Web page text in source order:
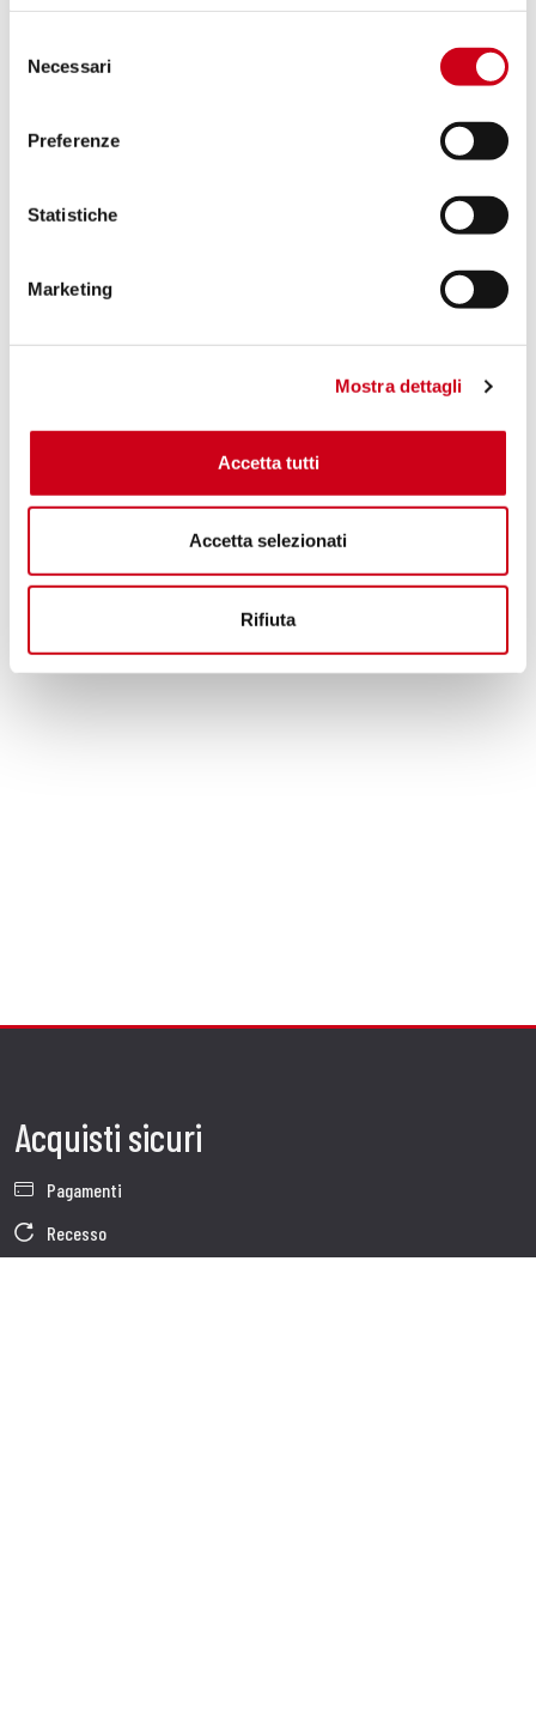
delNecessari
Preferenze
Statistiche
Marketing
Mostra dettagli
Accetta tutti
Accetta selezionati
Rifiuta
Acquisti sicuri
Pagamenti
Recesso